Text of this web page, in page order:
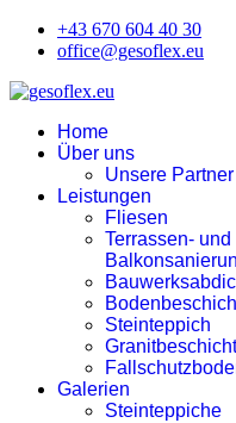
+43 670 604 40 30
office@gesoflex.eu
Home
Über uns
Unsere Partner
Leistungen
Fliesen
Terrassen- und
Steinteppich
Galerien
Steinteppiche